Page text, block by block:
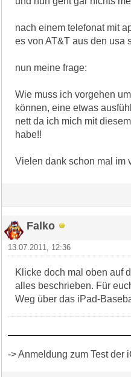
nach einem telefonat mit
es von AT&T aus den usa
nun meine frage:
Wie muss ich vorgehen
können, eine etwas
nett da ich mich mit
habe!!
Vielen dank schon mal im
Falko
13.07.2011, 12:36
Klicke doch mal oben auf
alles beschrieben. Für
Weg über das iPad-
-> Anmeldung zum Test der